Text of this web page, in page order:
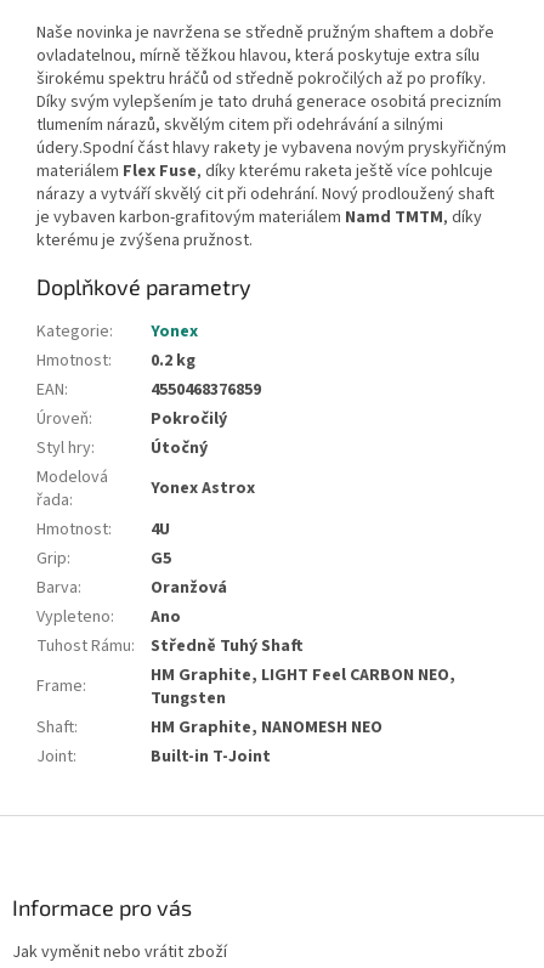
Naše novinka je navržena se středně pružným shaftem a dobře
ovladatelnou, mírně těžkou hlavou, která poskytuje extra sílu
širokému spektru hráčů od středně pokročilých až po profíky.
Díky svým vylepšením je tato druhá generace osobitá precizním
tlumením nárazů, skvělým citem při odehrávání a silnými
údery.Spodní část hlavy rakety je vybavena novým pryskyřičným
materiálem Flex Fuse, díky kterému raketa ještě více pohlcuje
nárazy a vytváří skvělý cit při odehrání. Nový prodloužený shaft
je vybaven karbon-grafitovým materiálem Namd TMTM, díky
kterému je zvýšena pružnost.
Doplňkové parametry
Kategorie:
Yonex
Hmotnost:
0.2 kg
EAN:
4550468376859
Úroveň:
Pokročilý
Styl hry:
Útočný
Modelová
řada:
Yonex Astrox
Hmotnost:
4U
Grip:
G5
Barva:
Oranžová
Vypleteno:
Ano
Tuhost Rámu:
Středně Tuhý Shaft
Frame:
HM Graphite, LIGHT Feel CARBON NEO,
Tungsten
Shaft:
HM Graphite, NANOMESH NEO
Joint: Built-in T-Joint
Informace pro vás
Jak vyměnit nebo vrátit zboží